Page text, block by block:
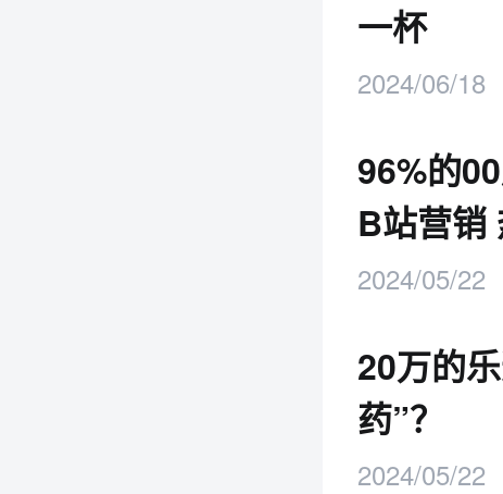
一杯
2024/06/18
96%的
B站营销
2024/05/22
20万的
药”？
2024/05/22